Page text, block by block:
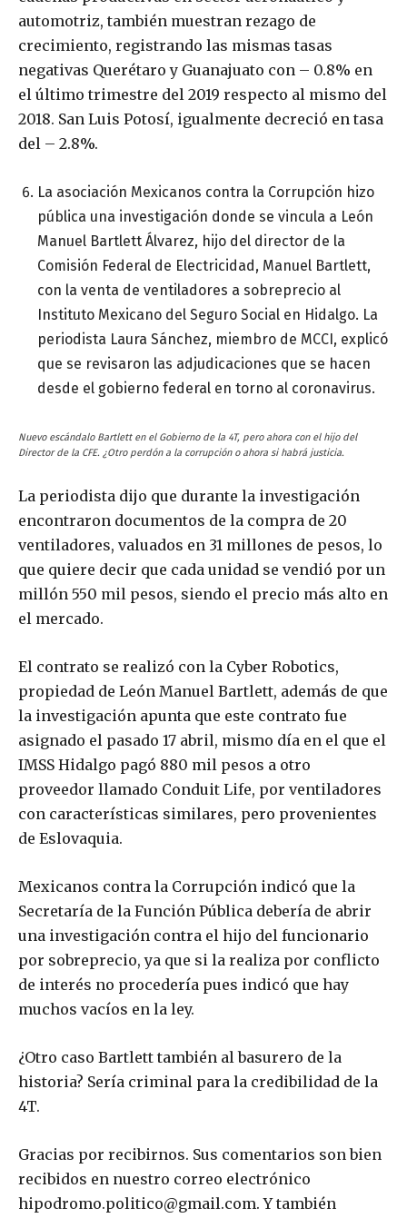
automotriz, también muestran rezago de
crecimiento, registrando las mismas tasas
negativas Querétaro y Guanajuato con – 0.8% en
el último trimestre del 2019 respecto al mismo del
2018. San Luis Potosí, igualmente decreció en tasa
del – 2.8%.
La asociación Mexicanos contra la Corrupción hizo
pública una investigación donde se vincula a León
Manuel Bartlett Álvarez, hijo del director de la
Comisión Federal de Electricidad, Manuel Bartlett,
con la venta de ventiladores a sobreprecio al
Instituto Mexicano del Seguro Social en Hidalgo. La
periodista Laura Sánchez, miembro de MCCI, explicó
que se revisaron las adjudicaciones que se hacen
desde el gobierno federal en torno al coronavirus.
Nuevo escándalo Bartlett en el Gobierno de la 4T, pero ahora con el hijo del
Director de la CFE. ¿Otro perdón a la corrupción o ahora si habrá justicia.
La periodista dijo que durante la investigación
encontraron documentos de la compra de 20
ventiladores, valuados en 31 millones de pesos, lo
que quiere decir que cada unidad se vendió por un
millón 550 mil pesos, siendo el precio más alto en
el mercado.
El contrato se realizó con la Cyber Robotics,
propiedad de León Manuel Bartlett, además de que
la investigación apunta que este contrato fue
asignado el pasado 17 abril, mismo día en el que el
IMSS Hidalgo pagó 880 mil pesos a otro
proveedor llamado Conduit Life, por ventiladores
con características similares, pero provenientes
de Eslovaquia.
Mexicanos contra la Corrupción indicó que la
Secretaría de la Función Pública debería de abrir
una investigación contra el hijo del funcionario
por sobreprecio, ya que si la realiza por conflicto
de interés no procedería pues indicó que hay
muchos vacíos en la ley.
¿Otro caso Bartlett también al basurero de la
historia? Sería criminal para la credibilidad de la
4T.
Gracias por recibirnos. Sus comentarios son bien
recibidos en nuestro correo electrónico
hipodromo.politico@gmail.com. Y también